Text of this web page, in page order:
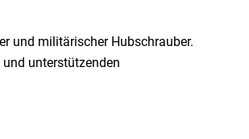
und militärischer Hubschrauber.
unterstützenden